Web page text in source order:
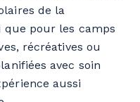
de la
que pour les camps
récréatives ou
avec soin
aussi